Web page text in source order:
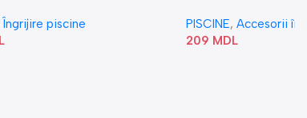
Îngrijire piscine
PISCINE, Accesorii
209 MDL